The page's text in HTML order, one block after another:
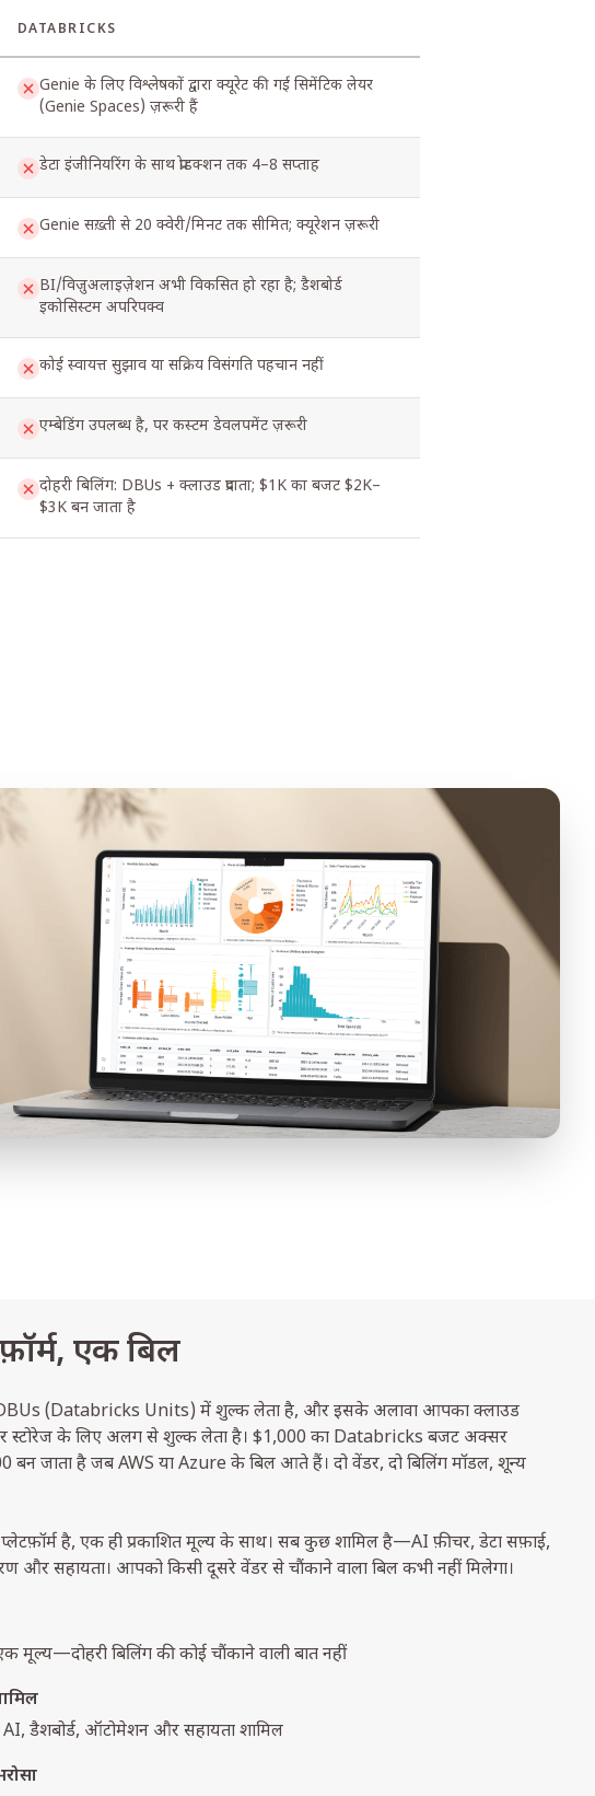
DATABRICKS
Genie के लिए विश्लेषकों द्वारा क्यूरेट की गई सिमेंटिक लेयर
(Genie Spaces) ज़रूरी हैं
डेटा इंजीनियरिंग के साथ प्रोडक्शन तक 4–8 सप्ताह
Genie सख़्ती से 20 क्वेरी/मिनट तक सीमित; क्यूरेशन ज़रूरी
BI/विज़ुअलाइज़ेशन अभी विकसित हो रहा है; डैशबोर्ड
इकोसिस्टम अपरिपक्व
कोई स्वायत्त सुझाव या सक्रिय विसंगति पहचान नहीं
एम्बेडिंग उपलब्ध है, पर कस्टम डेवलपमेंट ज़रूरी
दोहरी बिलिंग: DBUs + क्लाउड प्रदाता; $1K का बजट $2K–
$3K बन जाता है
एक बिल
(Databricks Units) में शुल्क लेता है, और इसके अलावा आपका क्लाउड
स्टोरेज के लिए अलग से शुल्क लेता है। $1,000 का Databricks बजट अक्सर
बन जाता है जब AWS या Azure के बिल आते हैं। दो वेंडर, दो बिलिंग मॉडल, शून्य
है, एक ही प्रकाशित मूल्य के साथ। सब कुछ शामिल है—AI फ़ीचर, डेटा सफ़ाई,
और सहायता। आपको किसी दूसरे वेंडर से चौंकाने वाला बिल कभी नहीं मिलेगा।
मूल्य—दोहरी बिलिंग की कोई चौंकाने वाली बात नहीं
AI, डैशबोर्ड, ऑटोमेशन और सहायता शामिल